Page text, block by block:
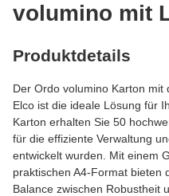
volumino mit
Produktdetails
Der Ordo volumino Karton mit
Elco ist die ideale Lösung für
Karton erhalten Sie 50
für die effiziente Verwaltung
entwickelt wurden. Mit einem
praktischen A4-Format bieten
Balance zwischen Robustheit